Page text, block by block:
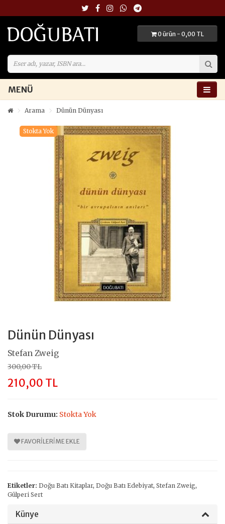
0 ürün - 0,00 TL
MENÜ
Arama Dünün Dünyası
Stokta Yok
Dünün Dünyası
Stefan Zweig
300,00 TL
210,00 TL
Stok Durumu: Stokta Yok
FAVORILERIME EKLE
Etiketler: Doğu Batı Kitaplar, Doğu Batı Edebiyat, Stefan Zweig,
Gülperi Sert
Künye